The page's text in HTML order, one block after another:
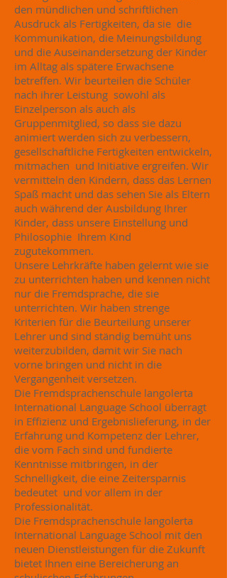
den mündlichen und schriftlichen
Ausdruck als Fertigkeiten, da sie die
Kommunikation, die Meinungsbildung
und die Auseinandersetzung der Kinder
im Alltag als spätere Erwachsene
betreffen. Wir beurteilen die Schüler
nach ihrer Leistung sowohl als
Einzelperson als auch als
Gruppenmitglied, so dass sie dazu
animiert werden sich zu verbessern,
gesellschaftliche Fertigkeiten entwickeln,
mitmachen und Initiative ergreifen. Wir
vermitteln den Kindern, dass das Lernen
Spaß macht und das sehen Sie als Eltern
auch während der Ausbildung Ihrer
Kinder, dass unsere Einstellung und
Philosophie Ihrem Kind
zugutekommen.
Unsere Lehrkräfte haben gelernt wie sie
zu unterrichten haben und kennen nicht
nur die Fremdsprache, die sie
unterrichten. Wir haben strenge
Kriterien für die Beurteilung unserer
Lehrer und sind ständig bemüht uns
weiterzubilden, damit wir Sie nach
vorne bringen und nicht in die
Vergangenheit versetzen.
Die Fremdsprachenschule langolerta
International Language School überragt
in Effizienz und Ergebnislieferung, in der
Erfahrung und Kompetenz der Lehrer,
die vom Fach sind und fundierte
Kenntnisse mitbringen, in der
Schnelligkeit, die eine Zeitersparnis
bedeutet und vor allem in der
Professionalität.
Die Fremdsprachenschule langolerta
International Language School mit den
neuen Dienstleistungen für die Zukunft
bietet Ihnen eine Bereicherung an